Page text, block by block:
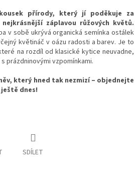
přírody, který jí poděkuje za
záplavou růžových květů.
v sobě ukrývá organická semínka ostálek
květináč v oázu radosti a barev. Je to
na rozdíl od klasické kytice neuvadne,
prázdninovými vzpomínkami.
který hned tak nezmizí – objednejte
dnes!
SDÍLET